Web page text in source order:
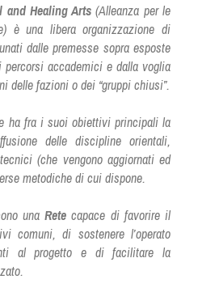
and Healing Arts (Alleanza per le
è una libera organizzazione di
dalle premesse sopra esposte
accademici e dalla voglia
delle fazioni o dei “gruppi chiusi”.
ha fra i suoi obiettivi principali la
delle discipline orientali,
(che vengono aggiornati ed
metodiche di cui dispone.
una Rete capace di favorire il
comuni, di sostenere l’operato
al progetto e di facilitare la